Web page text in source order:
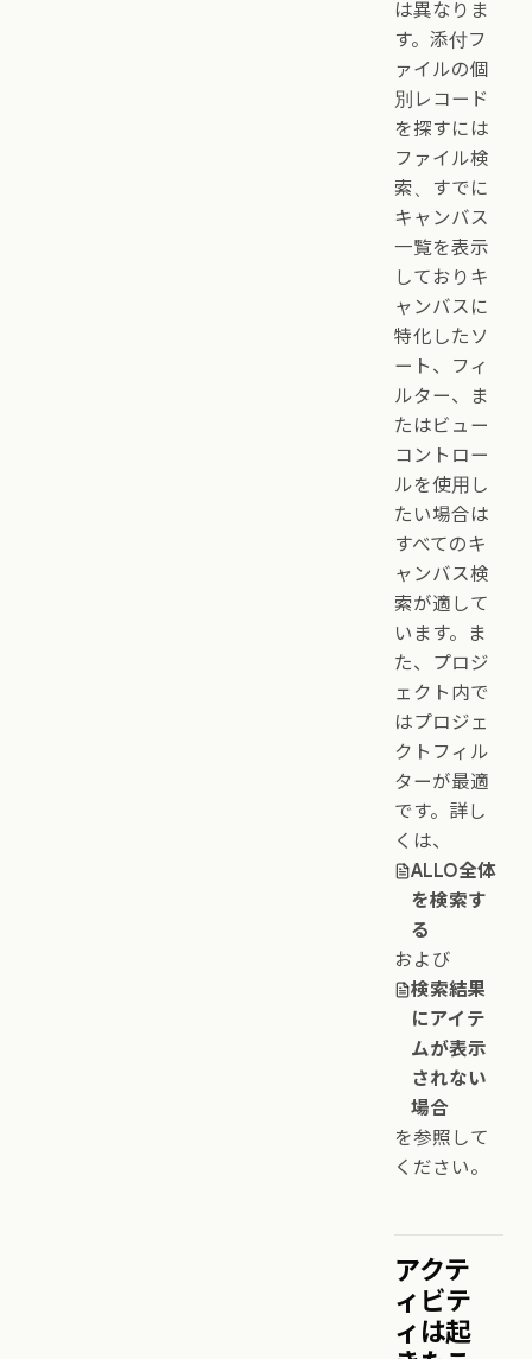
は異なりま
す。添付フ
ァイルの個
別レコード
を探すには
ファイル検
索、すでに
キャンバス
一覧を表示
しておりキ
ャンバスに
特化したソ
ート、フィ
ルター、ま
たはビュー
コントロー
ルを使用し
たい場合は
すべてのキ
ャンバス検
索が適して
います。ま
た、プロジ
ェクト内で
はプロジェ
クトフィル
ターが最適
です。詳し
くは、
ALLO全体
を検索す
る
および
検索結果
にアイテ
ムが表示
されない
場合
を参照して
ください。
アクテ
ィビテ
ィは起